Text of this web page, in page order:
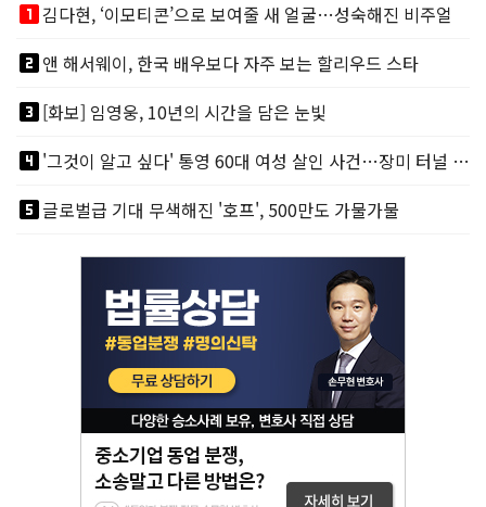
looks_one김다현, ‘이모티콘’으로 보여줄 새 얼굴…성숙해진 비주얼
looks_two앤 해서웨이, 한국 배우보다 자주 보는 할리우드 스타
looks_3[화보] 임영웅, 10년의 시간을 담은 눈빛
looks_4
'그것이 알고 싶다' 통영 60대 여성 살인 사건…장미 터널 아래 킬러, 누구냐 넌?
looks_5글로벌급 기대 무색해진 '호프', 500만도 가물가물